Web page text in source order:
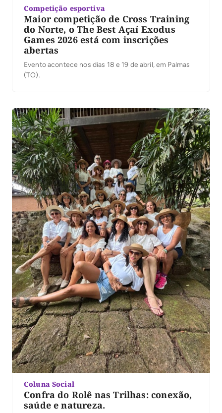
Competição esportiva
Maior competição de Cross Training
do Norte, o The Best Açaí Exodus
Games 2026 está com inscrições
abertas
Evento acontece nos dias 18 e 19 de abril, em Palmas
(TO).
Coluna Social
Confra do Rolê nas Trilhas: conexão,
saúde e natureza.